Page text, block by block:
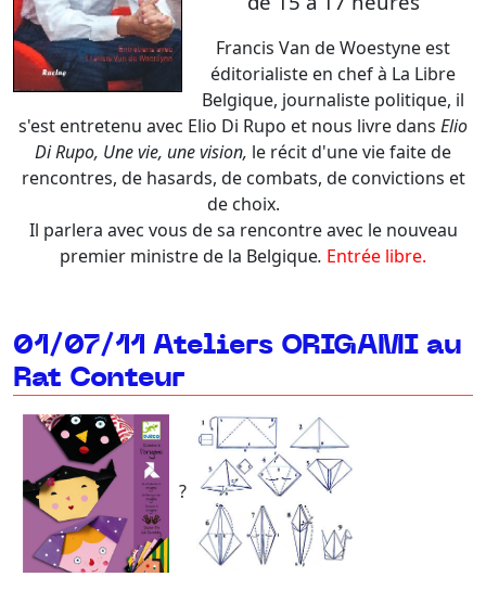
Francis Van de Woestyne est
éditorialiste en chef à La Libre
Belgique, journaliste politique, il
s'est entretenu avec Elio Di Rupo et nous livre dans Elio
Di Rupo, Une vie, une vision, le récit d'une vie faite de
rencontres, de hasards, de combats, de convictions et
de choix.
Il parlera avec vous de sa rencontre avec le nouveau
premier ministre de la Belgique. Entrée libre.
01/07/11 Ateliers ORIGAMI au
Rat Conteur
?